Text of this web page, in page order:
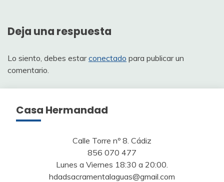
Deja una respuesta
Lo siento, debes estarconectado para publicar un
comentario.
Casa Hermandad
Calle Torre nº 8. Cádiz
856 070 477
Lunes a Viernes 18:30 a 20:00.
hdadsacramentalaguas@gmail.com